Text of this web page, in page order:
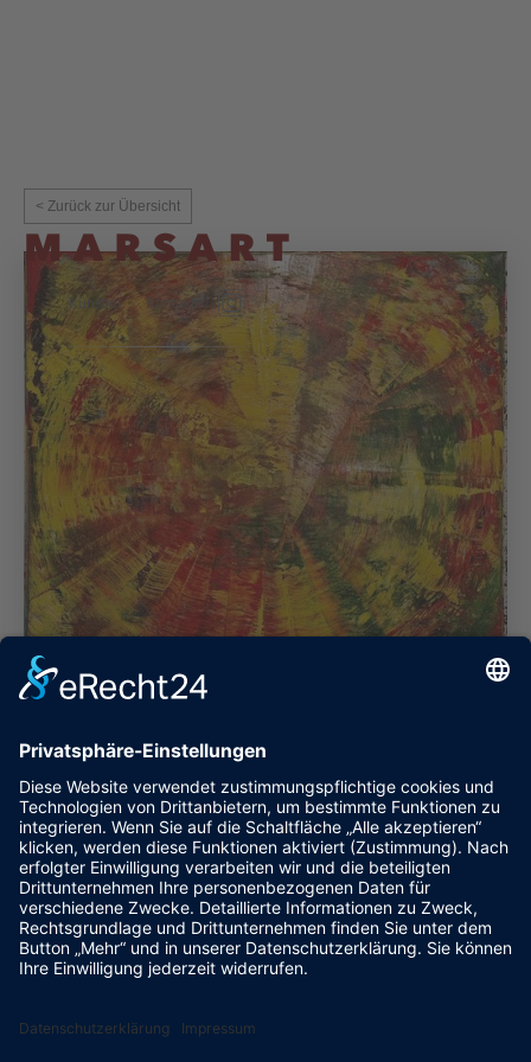
Künstler Kontakt
< Zurück zur Übersicht
Öl, Pigmente auf Leinwand
2025
Kontakt Datenschutz Impressum